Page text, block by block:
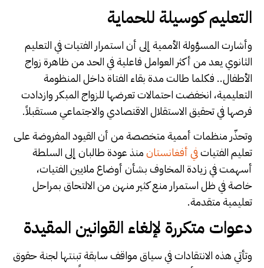
التعليم كوسيلة للحماية
وأشارت المسؤولة الأممية إلى أن استمرار الفتيات في التعليم
الثانوي يعد من أكثر العوامل فاعلية في الحد من ظاهرة زواج
الأطفال.. فكلما طالت مدة بقاء الفتاة داخل المنظومة
التعليمية، انخفضت احتمالات تعرضها للزواج المبكر وازدادت
فرصها في تحقيق الاستقلال الاقتصادي والاجتماعي مستقبلاً.
وتحذّر منظمات أممية متخصصة من أن القيود المفروضة على
تعليم الفتياتفي أفغانستانمنذ عودة طالبان إلى السلطة
أسهمت في زيادة المخاوف بشأن أوضاع ملايين الفتيات،
خاصة في ظل استمرار منع كثير منهن من الالتحاق بمراحل
تعليمية متقدمة.
دعوات متكررة لإلغاء القوانين المقيدة
وتأتي هذه الانتقادات في سياق مواقف سابقة تبنتها لجنة حقوق